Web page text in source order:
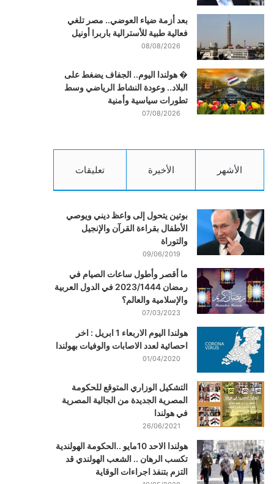
بعد أزمة ضياء العوضي.. مصر تلغي
فعالية طبية للأسترالية باربرا أونيل
08/08/2026
� هولندا اليوم.. الجفاف يضغط على
البلاد.. وعودة النشاط الرياضي وسط
تطورات سياسية وأمنية
07/08/2026
الأشهر الأخيرة تعليقات
بوتين يتحول إلى واعظ ديني ويوصي
الأطفال بقراءة القرآن والإنجيل
والتوراة
09/06/2019
ما أقصر وأطول ساعات الصيام في
رمضان 2023/1444 في الدول العربية
والإسلامية والعالم؟
07/03/2023
هولندا اليوم الاربعاء 1 ابريل : اخر
احصائية لعدد الاصابات والوفيات بهولندا
01/04/2020
التشكيل الوزاري المتوقع للحكومة
المصرية الجديدة من الجالية المصرية
في هولندا
26/06/2021
هولندا الاحد 10مايو ..الحكومة الهولندية
تكسب الرهان .. الشعب الهولندي قد
التزم بتنفذ اجراءات الوقاية